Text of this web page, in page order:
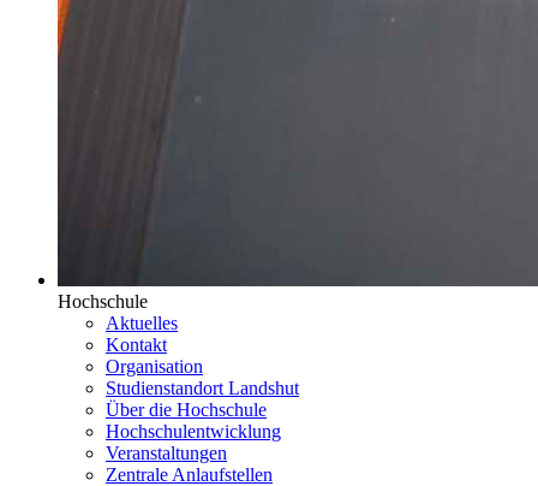
Hochschule
Aktuelles
Kontakt
Organisation
Studienstandort Landshut
Über die Hochschule
Hochschulentwicklung
Veranstaltungen
Zentrale Anlaufstellen